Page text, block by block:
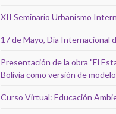
XII Seminario Urbanismo
17 de Mayo, Día Internacional
Presentación de la obra "El
Bolivia como versión de
Curso Virtual: Educación